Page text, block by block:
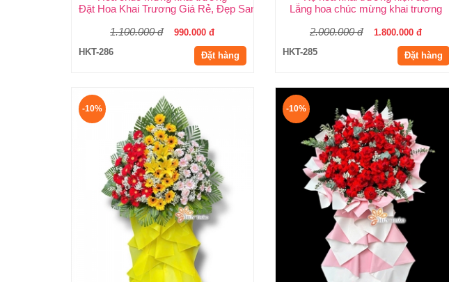
Đặt Hoa Khai Trương Giá Rẻ, Đẹp Sang Trọng – Shop Hoa Khai Trương Huy Thảo
1.100.000 đ
990.000 đ
HKT-286
Đặt hàng
Lẵng hoa chúc mừng khai trương
2.000.000 đ
1.800.000 đ
HKT-285
Đặt hàng
-10% -10%